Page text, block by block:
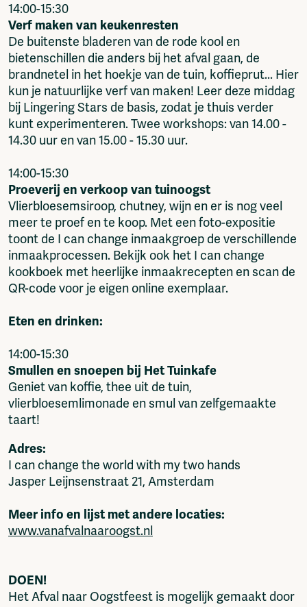
14:00-15:30
Verf maken van keukenresten
De buitenste bladeren van de rode kool en
bietenschillen die anders bij het afval gaan, de
brandnetel in het hoekje van de tuin, koffieprut... Hier
kun je natuurlijke verf van maken! Leer deze middag
bij Lingering Stars de basis, zodat je thuis verder
kunt experimenteren. Twee workshops: van 14.00 -
14.30 uur en van 15.00 - 15.30 uur.
14:00-15:30
Proeverij en verkoop van tuinoogst
Vlierbloesemsiroop, chutney, wijn en er is nog veel
meer te proef en te koop. Met een foto-expositie
toont de I can change inmaakgroep de verschillende
inmaakprocessen. Bekijk ook het I can change
kookboek met heerlijke inmaakrecepten en scan de
QR-code voor je eigen online exemplaar.
Eten en drinken:
14:00-15:30
Smullen en snoepen bij Het Tuinkafe
Geniet van koffie, thee uit de tuin,
vlierbloesemlimonade en smul van zelfgemaakte
taart!
Adres:
I can change the world with my two hands
Jasper Leijnsenstraat 21, Amsterdam
Meer info en lijst met andere locaties:
www.vanafvalnaaroogst.nl
DOEN!
Het Afval naar Oogstfeest is mogelijk gemaakt door